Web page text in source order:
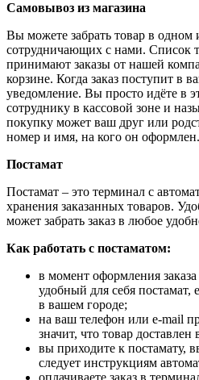
Самовывоз из магазина
Вы можете забрать товар в одном
сотрудничающих с нами. Список
принимают заказы от нашей
корзине. Когда заказ поступит в
уведомление. Вы просто идёте в
сотруднику в кассовой зоне и
покупку может ваш друг или
номер и имя, на кого он оформлен.
Постамат
Постамат – это терминал с
хранения заказанных товаров.
может забрать заказ в любое
Как работать с постаматом:
в момент оформления
удобный для себя постамат,
в вашем городе;
на ваш телефон или e-mail
значит, что товар доставлен
вы приходите к постамату,
следует инструкциям